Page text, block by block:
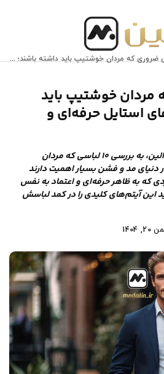
مردان خوشتیپ باید
استایل حرفه‌ای و
در این مقاله جامع از مُدالین، به بررسی ۱۰ لباسی که مردان
مد و فشن بسیار اهمیت دارند
که به ظاهر حرفه‌ای و اعتماد به نفس
این آیتم‌های کلیدی را در کمد لباسش
1404